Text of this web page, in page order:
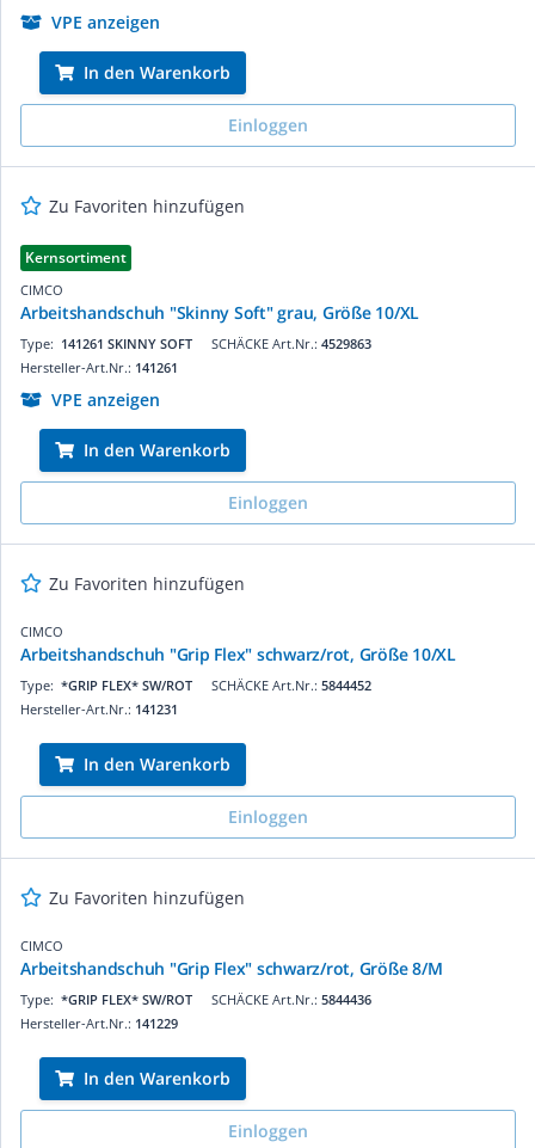
VPE anzeigen
In den Warenkorb
Einloggen
Zu Favoriten hinzufügen
Kernsortiment
CIMCO
Arbeitshandschuh "Skinny Soft" grau, Größe 10/XL
SCHÄCKE Art.Nr.: 4529863
Type: 141261 SKINNY SOFT
Hersteller-Art.Nr.: 141261
VPE anzeigen
In den Warenkorb
Einloggen
Zu Favoriten hinzufügen
CIMCO
Arbeitshandschuh "Grip Flex" schwarz/rot, Größe 10/XL
SCHÄCKE Art.Nr.: 5844452
Type: *GRIP FLEX* SW/ROT
Hersteller-Art.Nr.: 141231
In den Warenkorb
Einloggen
Zu Favoriten hinzufügen
CIMCO
Arbeitshandschuh "Grip Flex" schwarz/rot, Größe 8/M
SCHÄCKE Art.Nr.: 5844436
Type: *GRIP FLEX* SW/ROT
Hersteller-Art.Nr.: 141229
In den Warenkorb
Einloggen